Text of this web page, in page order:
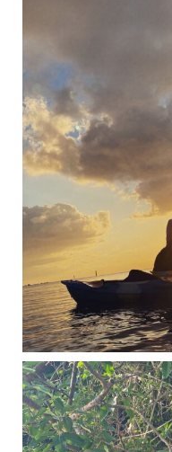
12月に入り、沖縄も流石に半袖では過ごせなくなってきました
ですが、日中はまだ20℃